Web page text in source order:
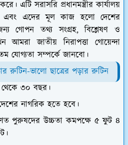
এটি সরাসরি প্রধানমন্ত্রীর কার্যালয়
এবং এদের মূল কাজ হলো দেশের
জন্য গোপন তথ্য সংগ্রহ, বিশ্লেষণ ও
আমরা জাতীয় নিরাপত্তা গোয়েন্দা
যোগ্যতা সম্পর্কে জানবো।
রুটিন-ভালো ছাত্রের পড়ার রুটিন
থেকে ৩০ বছর।
নাগরিক হতে হবে।
পুরুষদের উচ্চতা কমপক্ষে ৫ ফুট ৪